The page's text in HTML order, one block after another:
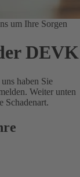
um Ihre Sorgen
DEVK
haben Sie
Weiter unten
Schadenart.